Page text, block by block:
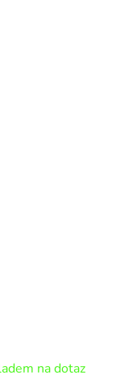
na dotaz